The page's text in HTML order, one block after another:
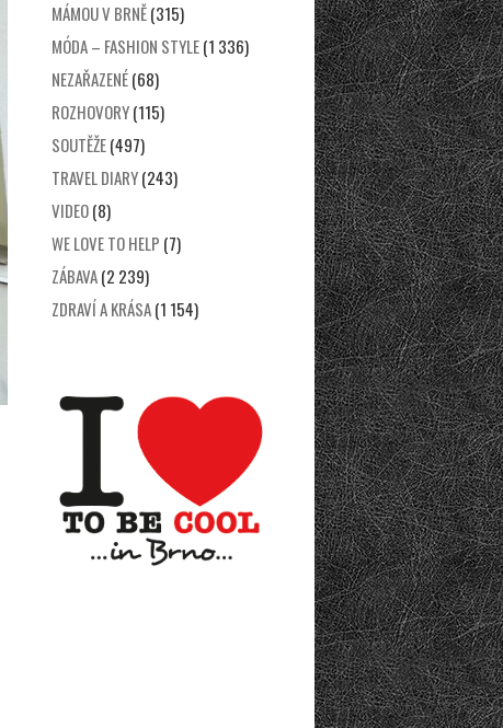
MÁMOU V BRNĚ(315)
MÓDA – FASHION STYLE(1 336)
NEZAŘAZENÉ(68)
ROZHOVORY(115)
SOUTĚŽE(497)
TRAVEL DIARY(243)
VIDEO(8)
WE LOVE TO HELP (7)
ZÁBAVA(2 239)
ZDRAVÍ A KRÁSA(1 154)